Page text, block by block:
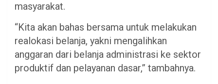
masyarakat.
“Kita akan bahas bersama untuk melakukan
realokasi belanja, yakni mengalihkan
anggaran dari belanja administrasi ke sektor
produktif dan pelayanan dasar,” tambahnya.